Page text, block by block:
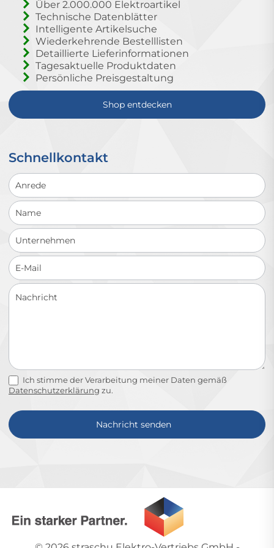
Über 2.000.000 Elektroartikel
Technische Datenblätter
Intelligente Artikelsuche
Wiederkehrende Bestelllisten
Detaillierte Lieferinformationen
Tagesaktuelle Produktdaten
Persönliche Preisgestaltung
Shop entdecken
Schnellkontakt
Schnellkontakt
Ich stimme der Verarbeitung meiner Daten gemäß
Datenschutzerklärung zu.
Nachricht senden